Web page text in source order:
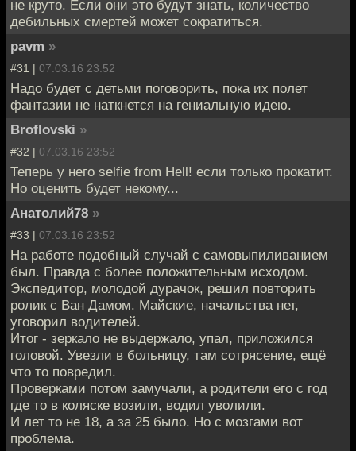
не круто. Если они это будут знать, количество
дебильных смертей может сократиться.
pavm »
#31 | 07.03.16 23:52
Надо будет с детьми поговорить, пока их полет
фантазии не наткнется на гениальную идею.
Broflovski »
#32 | 07.03.16 23:52
Теперь у него selfie from Hell! если только прокатит.
Но оценить будет некому...
Анатолий78 »
#33 | 07.03.16 23:52
На работе подобный случай с самовыпиливанием
был. Правда с более положительным исходом.
Экспедитор, молодой дурачок, решил повторить
ролик с Ван Дамом. Майские, начальства нет,
уговорил водителей.
Итог - зеркало не выдержало, упал, приложился
головой. Увезли в больницу, там сотрясение, ещё
что то повредил.
Проверками потом замучали, а родители его с год
где то в коляске возили, водил уволили.
И лет то не 18, а за 25 было. Но с мозгами вот
проблема.